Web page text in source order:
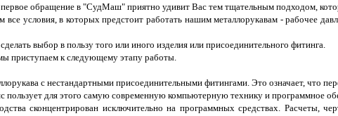
обращение в "СудМаш" приятно удивит Вас тем тщательным подходом,
условия, в которых предстоит работать нашим металлорукавам - рабочее
выбор в пользу того или иного изделия или присоединительного фитинга.
приступаем к следующему этапу работы.
с нестандартными присоединительными фитингами. Это означает, что
пользует для этого самую современную компьютерную технику и программное
сконцентрирован исключительно на программных средствах. Расчеты,